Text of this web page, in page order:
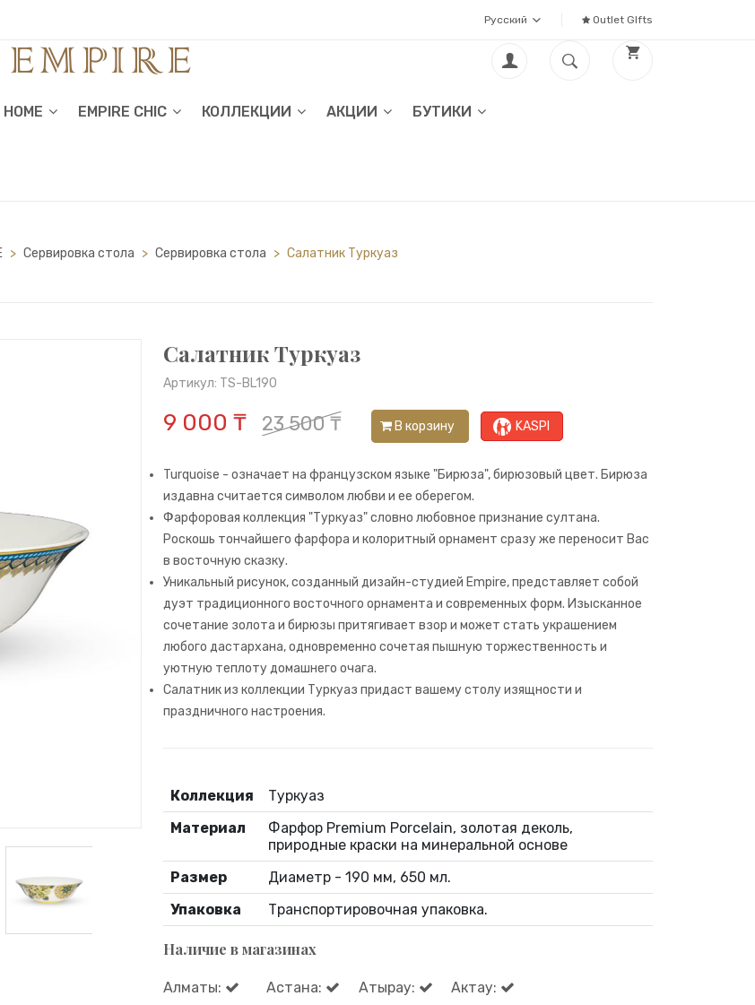
Русский Outlet GIfts
EMPIRE CHIC КОЛЛЕКЦИИ АКЦИИ БУТИКИ
> Сервировка стола > Сервировка стола > Салатник Туркуаз
Салатник Туркуаз
Артикул: TS-BL190
9 000 ₸ 23 500 ₸ В корзину KASPI
Turquoise - означает на французском языке "Бирюза", бирюзовый цвет. Бирюза
издавна считается символом любви и ее оберегом.
Фарфоровая коллекция "Туркуаз" словно любовное признание султана.
Роскошь тончайшего фарфора и колоритный орнамент сразу же переносит Вас
в восточную сказку.
Уникальный рисунок, созданный дизайн-студией Empire, представляет собой
дуэт традиционного восточного орнамента и современных форм. Изысканное
сочетание золота и бирюзы притягивает взор и может стать украшением
любого дастархана, одновременно сочетая пышную торжественность и
уютную теплоту домашнего очага.
Салатник из коллекции Туркуаз придаст вашему столу изящности и
праздничного настроения.
Коллекция
Туркуаз
Материал
Фарфор Premium Porcelain, золотая деколь,
природные краски на минеральной основе
Размер
Диаметр - 190 мм, 650 мл.
Упаковка
Транспортировочная упаковка.
Наличие в магазинах
Алматы: Астана: Атырау: Актау: